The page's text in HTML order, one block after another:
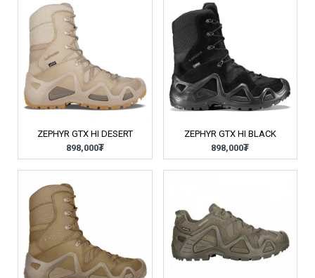
ZEPHYR GTX HI DESERT
898,000₮
ZEPHYR GTX HI BLACK
898,000₮